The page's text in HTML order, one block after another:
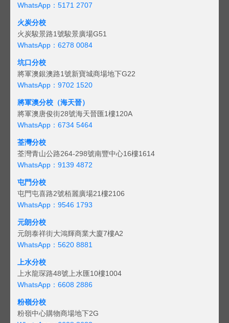
WhatsApp：5171 2707
火炭分校
火炭駿景路1號駿景廣場G51
WhatsApp：6278 0084
坑口分校
將軍澳銀澳路1號新寶城商場地下G22
WhatsApp：9702 1520
將軍澳分校（海天晉）
將軍澳唐俊街28號海天晉匯1樓120A
WhatsApp：6734 5464
荃灣分校
荃灣青山公路264-298號南豐中心16樓1614
WhatsApp：9139 4872
屯門分校
屯門屯喜路2號栢麗廣場21樓2106
WhatsApp：9546 1793
元朗分校
元朗泰祥街大鴻輝商業大廈7樓A2
WhatsApp：5620 8881
上水分校
上水龍琛路48號上水匯10樓1004
WhatsApp：6608 2886
粉嶺分校
粉嶺中心購物商場地下2G